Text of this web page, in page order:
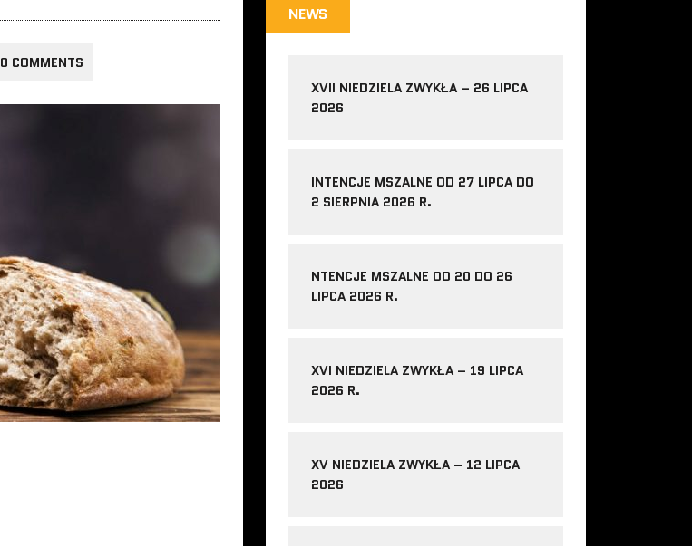
0 COMMENTS
NEWS
XVII NIEDZIELA ZWYKŁA – 26 LIPCA
2026
INTENCJE MSZALNE OD 27 LIPCA DO
2 SIERPNIA 2026 R.
NTENCJE MSZALNE OD 20 DO 26
LIPCA 2026 R.
XVI NIEDZIELA ZWYKŁA – 19 LIPCA
2026 R.
XV NIEDZIELA ZWYKŁA – 12 LIPCA
2026